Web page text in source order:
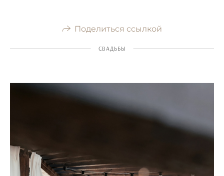
Поделиться ссылкой
СВАДЬБЫ